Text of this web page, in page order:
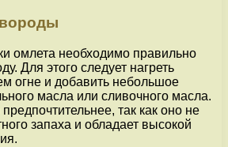
омлета необходимо правильно
Для этого следует нагреть
огне и добавить небольшое
масла или сливочного масла.
так как оно не
запаха и обладает высокой